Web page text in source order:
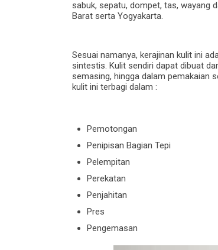
sabuk, sepatu, dompet, tas, wayang
Barat serta Yogyakarta.
Sesuai namanya, kerajinan kulit ini
sintestis. Kulit sendiri dapat dibuat
semasing, hingga dalam pemakaian
kulit ini terbagi dalam :
Pemotongan
Penipisan Bagian Tepi
Pelempitan
Perekatan
Penjahitan
Pres
Pengemasan